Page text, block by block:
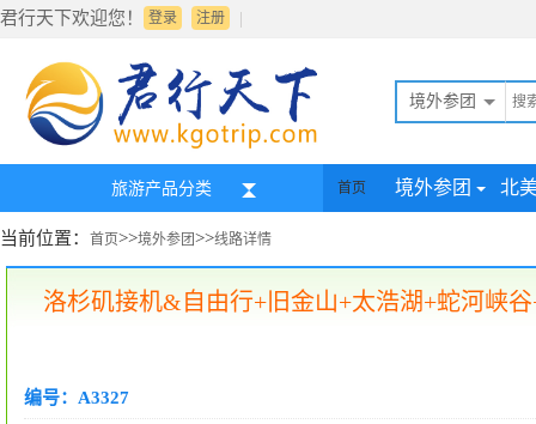
君行天下欢迎您！ 登录 |
注册
境外参团
旅游产品分类 首页 境外参团 北
当前位置： 首页>>境外参团>>线路详情
洛杉矶接机&自由行+旧金山+太浩湖+蛇河峡
编号：A3327